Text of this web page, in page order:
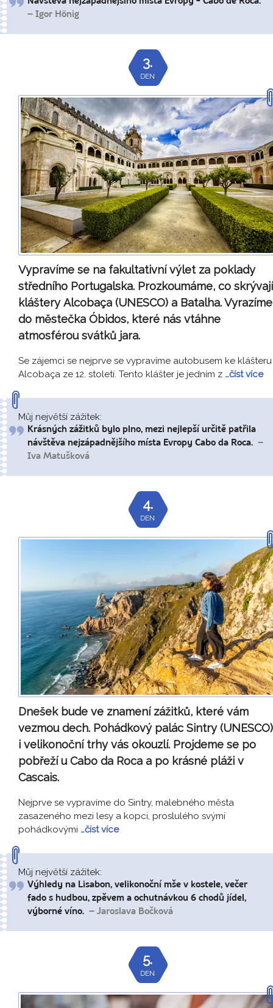
– Igor Hönig
3.
DEN
Vypravíme se na fakultativní výlet za poklady
středního Portugalska. Prozkoumáme, co skrývají
klášteryAlcobaça (UNESCO) a Batalha. Vyrazíme
do městečka Óbidos, které nás vtáhne
atmosférou svátků jara.
Se zájemci se nejprve se vypravíme autobusem ke klášteru
Alcobaça ze 12. století. Tento klášter je jedním z …číst více
Můj největší zážitek:
Krásných zážitků bylo plno, mezi nejlepší určitě patřila
návštěva nejzápadnějšího místa Evropy Cabo da Roca. –
Iva Matušková
4.
DEN
Dnešek bude ve znamení zážitků, které vám
vezmou dech. Pohádkový palác Sintry (UNESCO)
i velikonoční trhy vás okouzlí. Projdeme se po
pobřeží u Cabo da Roca a po krásné pláži v
Cascais.
Nejprve se vypravíme do Sintry, malebného města
zasazeného mezi lesy a kopci, proslulého svými
pohádkovými …číst více
Můj největší zážitek:
Výhledy na Lisabon, velikonoční mše v kostele, večer
fado s hudbou, zpěvem a ochutnávkou 6 chodů jídel,
výborné víno. – Jaroslava Bočková
5.
DEN